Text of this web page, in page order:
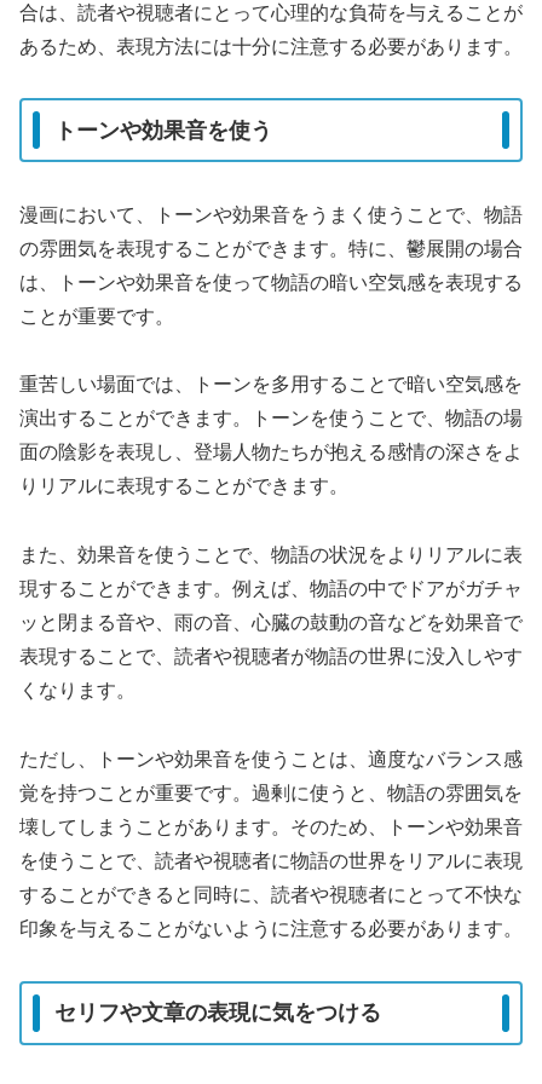
合は、読者や視聴者にとって心理的な負荷を与えることが
あるため、表現方法には十分に注意する必要があります。
トーンや効果音を使う
漫画において、トーンや効果音をうまく使うことで、物語
の雰囲気を表現することができます。特に、鬱展開の場合
は、トーンや効果音を使って物語の暗い空気感を表現する
ことが重要です。
重苦しい場面では、トーンを多用することで暗い空気感を
演出することができます。トーンを使うことで、物語の場
面の陰影を表現し、登場人物たちが抱える感情の深さをよ
りリアルに表現することができます。
また、効果音を使うことで、物語の状況をよりリアルに表
現することができます。例えば、物語の中でドアがガチャ
ッと閉まる音や、雨の音、心臓の鼓動の音などを効果音で
表現することで、読者や視聴者が物語の世界に没入しやす
くなります。
ただし、トーンや効果音を使うことは、適度なバランス感
覚を持つことが重要です。過剰に使うと、物語の雰囲気を
壊してしまうことがあります。そのため、トーンや効果音
を使うことで、読者や視聴者に物語の世界をリアルに表現
することができると同時に、読者や視聴者にとって不快な
印象を与えることがないように注意する必要があります。
セリフや文章の表現に気をつける